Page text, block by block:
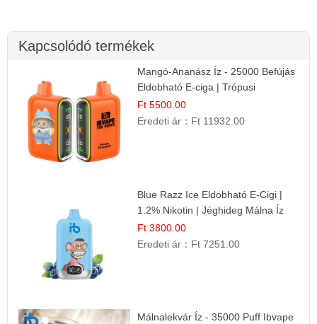
Kapcsolódó termékek
Mangó-Ananász Íz - 25000 Befújás
Eldobható E-ciga | Trópusi
Gyümölcs Élmény!
Ft 5500.00
Eredeti ár： Ft 11932.00
Blue Razz Ice Eldobható E-Cigi |
1.2% Nikotin | Jéghideg Málna Íz
Ft 3800.00
Eredeti ár： Ft 7251.00
Málnalekvár Íz - 35000 Puff Ibvape